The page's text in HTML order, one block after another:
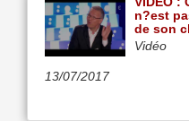
13/07/2017
n?est
de son
Vidéo